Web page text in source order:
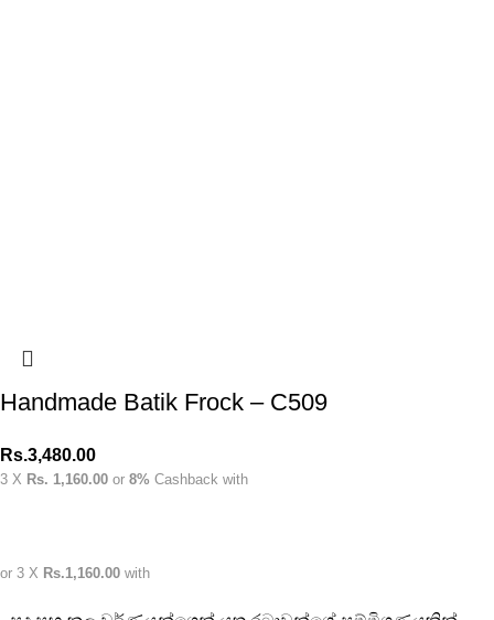
Handmade Batik Frock – C509
Rs.3,480.00
3 X Rs. 1,160.00 or 8% Cashback with
or 3 X Rs.1,160.00 with